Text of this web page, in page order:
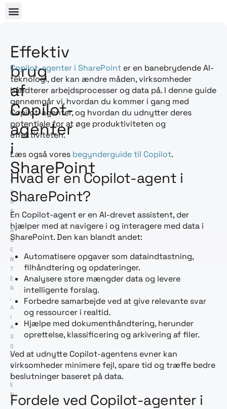
Effektiv
brug
af
Copilot-
agenter
i
SharePoint
T
A
G
S
:
A
G
E
N
T
E
R
,
A
I
A
S
S
I
S
T
E
N
T
Copilot-agenter i SharePoint er en banebrydende AI-
teknologi, der kan ændre måden, virksomheder
håndterer arbejdsprocesser og data på. I denne guide
gennemgår vi, hvordan du kommer i gang med
Copilot-agenter, og hvordan du udnytter deres
potentiale for at øge produktiviteten og
effektiviteten.
Læs også vores begynderguide til Copilot.
Hvad er en Copilot-agent i
SharePoint?
En Copilot-agent er en AI-drevet assistent, der
hjælper med at navigere i og interagere med data i
SharePoint. Den kan blandt andet:
Automatisere opgaver som dataindtastning,
filhåndtering og opdateringer.
Analysere store mængder data og levere
intelligente forslag.
Forbedre samarbejde ved at give relevante svar
og ressourcer i realtid.
Hjælpe med dokumenthåndtering, herunder
oprettelse, klassificering og arkivering af filer.
Ved at udnytte Copilot-agentens evner kan
virksomheder minimere fejl, spare tid og træffe bedre
beslutninger baseret på data.
Fordele ved Copilot-agenter i